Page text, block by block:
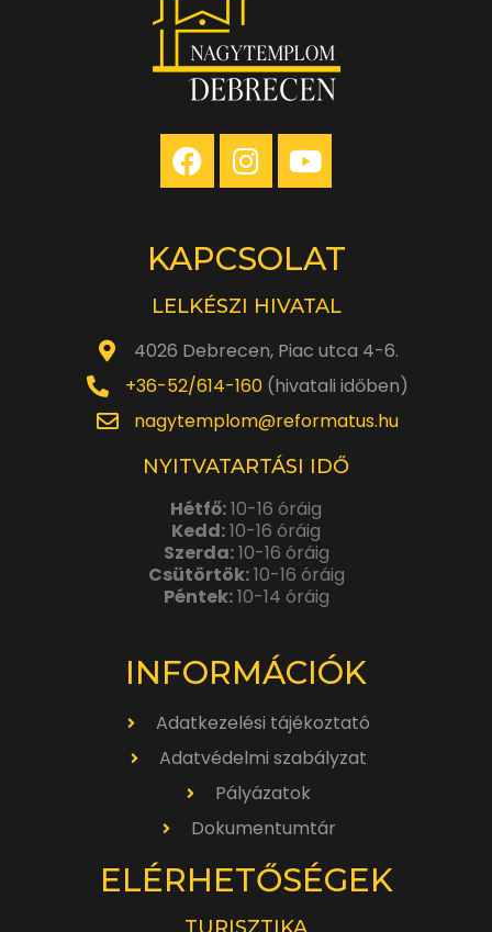
KAPCSOLAT
LELKÉSZI HIVATAL
4026 Debrecen, Piac utca 4-6.
+36-52/614-160(hivatali időben)
nagytemplom@reformatus.hu
NYITVATARTÁSI IDŐ
Hétfő:10-16 óráig
Kedd:10-16 óráig
Szerda:10-16 óráig
Csütörtök:10-16 óráig
Péntek:10-14 óráig
INFORMÁCIÓK
Adatkezelési tájékoztató
Adatvédelmi szabályzat
Pályázatok
Dokumentumtár
ELÉRHETŐSÉGEK
TURISZTIKA